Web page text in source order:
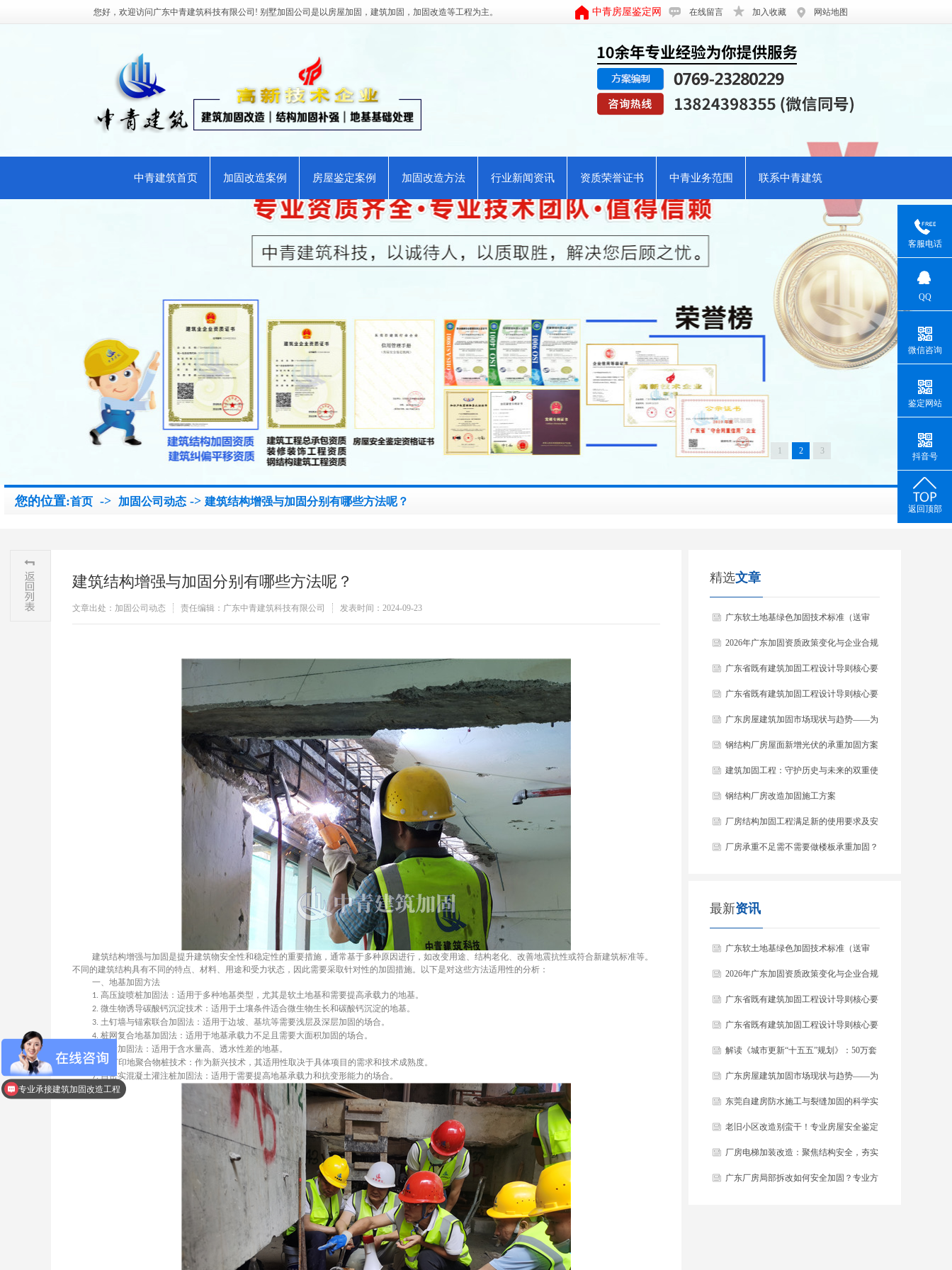
您好，欢迎访问广东中青建筑科技有限公司! 别墅加固公司是以房屋加固 ， 建筑加固 ， 加固改造等工程为主。 中青房屋鉴定网 在线留言 加入收藏 网站地图
1 2 3
中青建筑首页 加固改造案例 房屋鉴定案例 加固改造方法 行业新闻资讯 资质荣誉证书 中青业务范围 联系中青建筑
您的位置:首页-> 加固公司动态-> 建筑结构增强与加固分别有哪些方法呢？
建筑结构增强与加固分别有哪些方法呢？
文章出处：加固公司动态 责任编辑：广东中青建筑科技有限公司 发表时间：2024-09-23
​建筑结构增强与加固是提升建筑物安全性和稳定性的重要措施，通常基于多种原因进行，如改变用途、结构老化、改善地震抗性或符合新建筑标准等。
不同的建筑结构具有不同的特点、材料、用途和受力状态，因此需要采取针对性的加固措施。以下是对这些方法适用性的分析：
一、地基加固方法
1. 高压旋喷桩加固法：适用于多种地基类型，尤其是软土地基和需要提高承载力的地基。
2. 微生物诱导碳酸钙沉淀技术：适用于土壤条件适合微生物生长和碳酸钙沉淀的地基。
3. 土钉墙与锚索联合加固法：适用于边坡、基坑等需要浅层及深层加固的场合。
4. 桩网复合地基加固法：适用于地基承载力不足且需要大面积加固的场合。
电渗加固法：适用于含水量高、透水性差的地基。
6. 3D 打印地聚合物桩技术：作为新兴技术，其适用性取决于具体项目的需求和技术成熟度。
7.自密实混凝土灌注桩加固法：适用于需要提高地基承载力和抗变形能力的场合。
精选文章
广东软土地基绿色加固技术标准（送审
稿）解读
2026年广东加固资质政策变化与企业合规
指南
广东省既有建筑加固工程设计导则核心要
点解读
广东省既有建筑加固工程设计导则核心要
点解读
广东房屋建筑加固市场现状与趋势——为
什么2026年是关键一年
钢结构厂房屋面新增光伏的承重加固方案
建筑加固工程：守护历史与未来的双重使
命
钢结构厂房改造加固施工方案
厂房结构加固工程满足新的使用要求及安
全性
厂房承重不足需不需要做楼板承重加固？
最新资讯
广东软土地基绿色加固技术标准（送审
稿）解读
2026年广东加固资质政策变化与企业合规
指南
广东省既有建筑加固工程设计导则核心要
点解读
广东省既有建筑加固工程设计导则核心要
点解读
解读《城市更新“十五五”规划》：50万套
危旧房改造背后的加固机遇
广东房屋建筑加固市场现状与趋势——为
什么2026年是关键一年
东莞自建房防水施工与裂缝加固的科学实
践
老旧小区改造别蛮干！专业房屋安全鉴定
筑牢安全底线
​厂房电梯加装改造：聚焦结构安全，夯实
工业垂直交通根基
​广东厂房局部拆改如何安全加固？专业方
客服电话
QQ
微信咨询
鉴定网站
抖音号
返回顶部
专业承接建筑加固改造工程